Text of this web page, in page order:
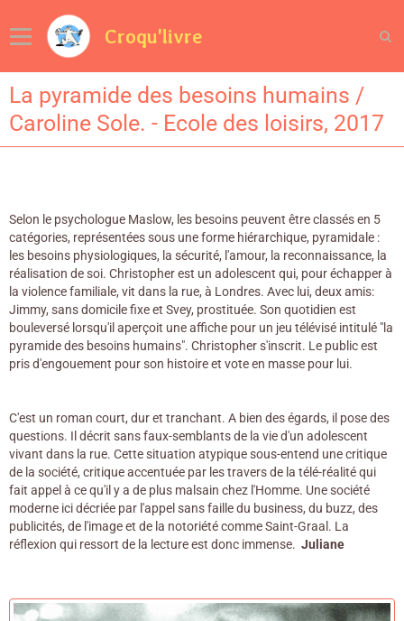
Croqu'livre
La pyramide des besoins humains /
Caroline Sole. - Ecole des loisirs, 2017
Selon le psychologue Maslow, les besoins peuvent être classés en 5
catégories, représentées sous une forme hiérarchique, pyramidale :
les besoins physiologiques, la sécurité, l'amour, la reconnaissance, la
réalisation de soi. Christopher est un adolescent qui, pour échapper à
la violence familiale, vit dans la rue, à Londres. Avec lui, deux amis:
Jimmy, sans domicile fixe et Svey, prostituée. Son quotidien est
bouleversé lorsqu'il aperçoit une affiche pour un jeu télévisé intitulé "la
pyramide des besoins humains". Christopher s'inscrit. Le public est
pris d'engouement pour son histoire et vote en masse pour lui.
C'est un roman court, dur et tranchant. A bien des égards, il pose des
questions. Il décrit sans faux-semblants de la vie d'un adolescent
vivant dans la rue. Cette situation atypique sous-entend une critique
de la société, critique accentuée par les travers de la télé-réalité qui
fait appel à ce qu'il y a de plus malsain chez l'Homme. Une société
moderne ici décriée par l'appel sans faille du business, du buzz, des
publicités, de l'image et de la notoriété comme Saint-Graal. La
réflexion qui ressort de la lecture est donc immense. Juliane